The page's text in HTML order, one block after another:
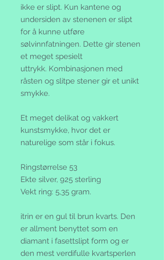
ikke er slipt. Kun kantene og
undersiden av stenenen er slipt
for å kunne utføre
sølvinnfatningen. Dette gir stenen
et meget spesielt
uttrykk. Kombinasjonen med
råsten og slitpe stener gir et unikt
smykke.
Et meget delikat og vakkert
kunstsmykke, hvor det er
naturelige som står i fokus.
Ringstørrelse 53
Ekte silver, 925 sterling
Vekt ring: 5,35 gram.
itrin er en gul til brun kvarts. Den
er allment benyttet som en
diamant i fasettslipt form og er
den mest verdifulle kvartsperlen